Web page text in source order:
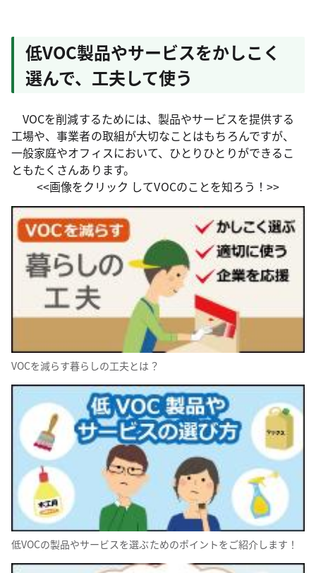
低VOC製品やサービスをかしこく
選んで、工夫して使う
VOCを削減するためには、製品やサービスを提供する
工場や、事業者の取組が大切なことはもちろんですが、
一般家庭やオフィスにおいて、ひとりひとりができるこ
ともたくさんあります。
<<画像をクリック してVOCのことを知ろう！>>
VOCを減らす暮らしの工夫とは？
低VOCの製品やサービスを選ぶためのポイントをご紹介します！